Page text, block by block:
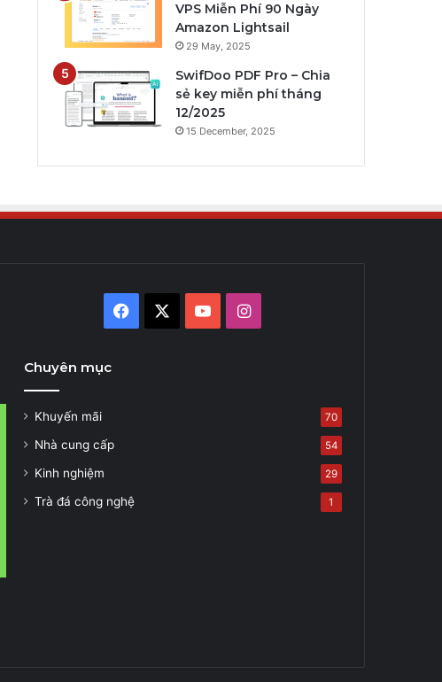
VPS Miễn Phí 90 Ngày
Amazon Lightsail
29 May, 2025
SwifDoo PDF Pro – Chia
sẻ key miễn phí tháng
12/2025
15 December, 2025
Facebook YouTubeInstagram
Chuyên mục
Khuyến mãi 70
Nhà cung cấp 54
Kinh nghiệm 29
Trà đá công nghệ 1